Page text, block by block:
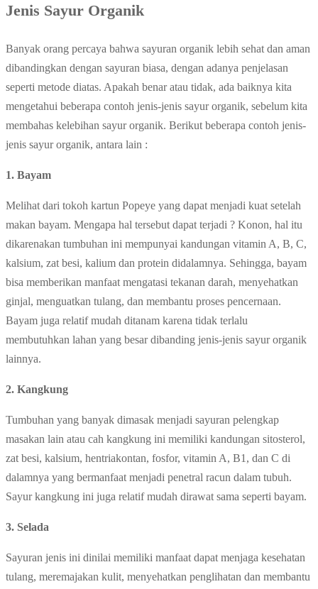
Jenis Sayur Organik
Banyak orang percaya bahwa sayuran organik lebih sehat dan aman
dibandingkan dengan sayuran biasa, dengan adanya penjelasan
seperti metode diatas. Apakah benar atau tidak, ada baiknya kita
mengetahui beberapa contoh jenis-jenis sayur organik, sebelum kita
membahas kelebihan sayur organik. Berikut beberapa contoh jenis-
jenis sayur organik, antara lain :
1. Bayam
Melihat dari tokoh kartun Popeye yang dapat menjadi kuat setelah
makan bayam. Mengapa hal tersebut dapat terjadi ? Konon, hal itu
dikarenakan tumbuhan ini mempunyai kandungan vitamin A, B, C,
kalsium, zat besi, kalium dan protein didalamnya. Sehingga, bayam
bisa memberikan manfaat mengatasi tekanan darah, menyehatkan
ginjal, menguatkan tulang, dan membantu proses pencernaan.
Bayam juga relatif mudah ditanam karena tidak terlalu
membutuhkan lahan yang besar dibanding jenis-jenis sayur organik
lainnya.
2. Kangkung
Tumbuhan yang banyak dimasak menjadi sayuran pelengkap
masakan lain atau cah kangkung ini memiliki kandungan sitosterol,
zat besi, kalsium, hentriakontan, fosfor, vitamin A, B1, dan C di
dalamnya yang bermanfaat menjadi penetral racun dalam tubuh.
Sayur kangkung ini juga relatif mudah dirawat sama seperti bayam.
3. Selada
Sayuran jenis ini dinilai memiliki manfaat dapat menjaga kesehatan
tulang, meremajakan kulit, menyehatkan penglihatan dan membantu